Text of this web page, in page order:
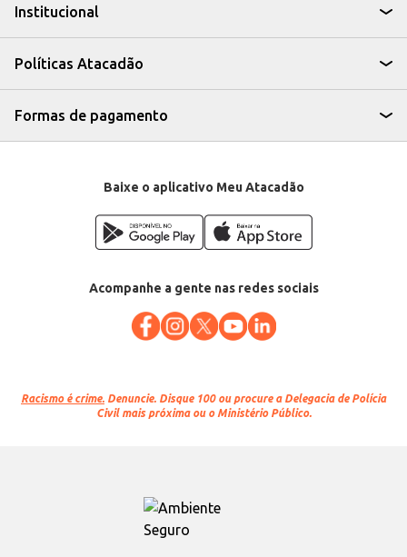
Institucional
Políticas Atacadão
Formas de pagamento
Baixe o aplicativo Meu Atacadão
Acompanhe a gente nas redes sociais
Racismo é crime. Denuncie. Disque 100 ou procure a Delegacia de Polícia
Civil mais próxima ou o Ministério Público.